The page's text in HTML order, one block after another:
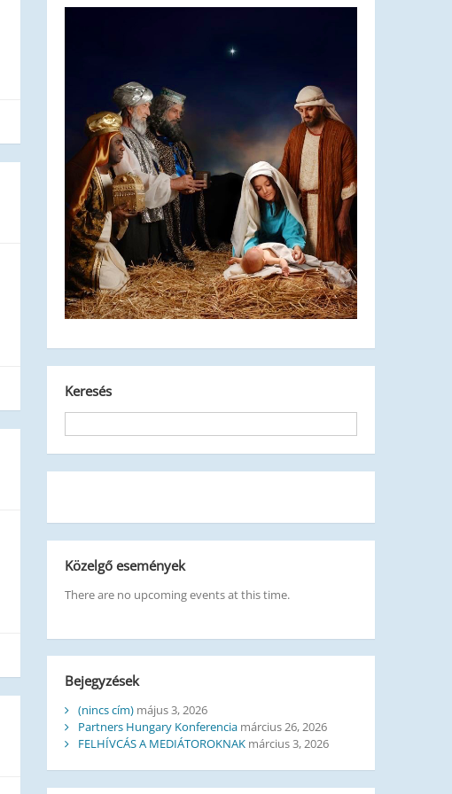
Keresés
Közelgő események
There are no upcoming events at this time.
Bejegyzések
(nincs cím) május 3, 2026
Partners Hungary Konferencia március 26, 2026
FELHÍVCÁS A MEDIÁTOROKNAK március 3, 2026